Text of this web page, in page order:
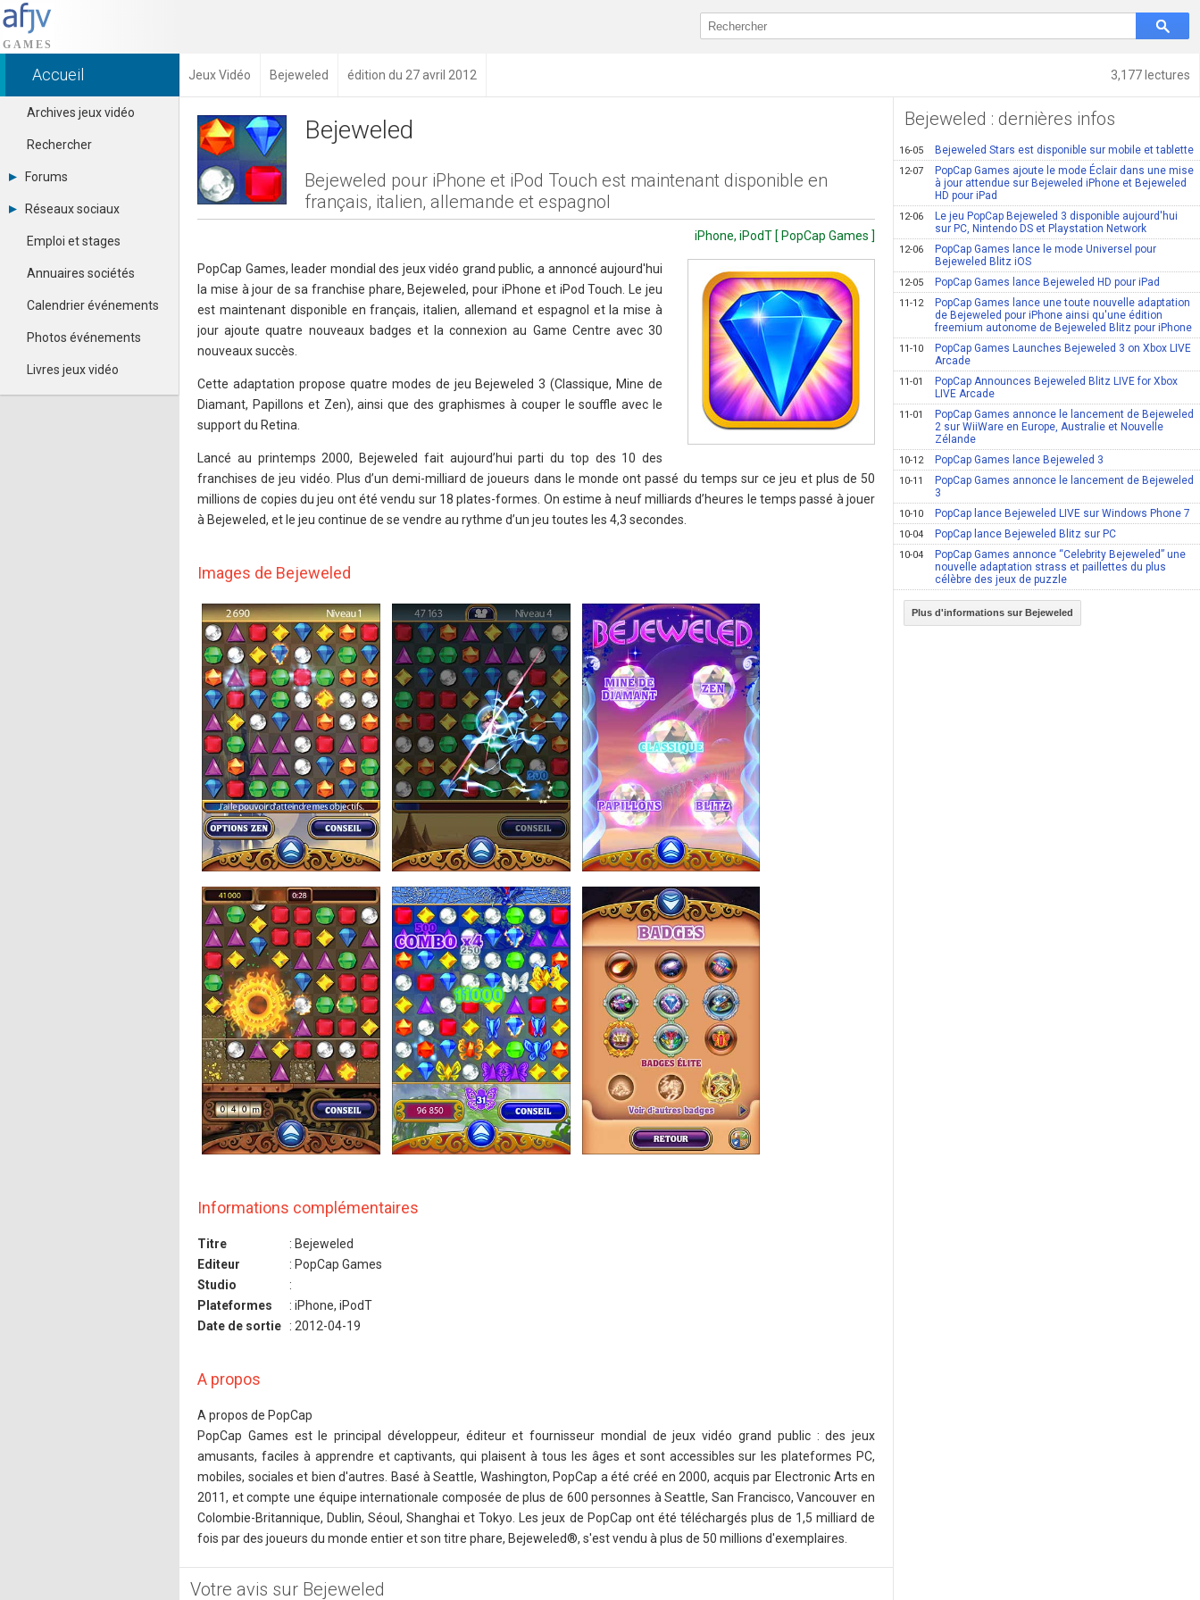
3,177 lectures
Accueil Jeux Vidéo Bejeweled édition du 27 avril 2012
Archives jeux vidéo
Rechercher
Forums
Tous les forums
Se connecter
Contacter un modérateur
Réseaux sociaux
Dailymotion
Facebook
Google+
Pinterest
Youtube
Emploi et stages
Annuaires sociétés
Calendrier événements
Photos événements
Livres jeux vidéo
Bejeweled
Bejeweled pour iPhone et iPod Touch est maintenant disponible en
français, italien, allemande et espagnol
iPhone, iPodT [ PopCap Games ]
PopCap Games, leader mondial des jeux vidéo grand public, a annoncé aujourd'hui
la mise à jour de sa franchise phare, Bejeweled, pour iPhone et iPod Touch. Le jeu
est maintenant disponible en français, italien, allemand et espagnol et la mise à
jour ajoute quatre nouveaux badges et la connexion au Game Centre avec 30
nouveaux succès.
Cette adaptation propose quatre modes de jeu Bejeweled 3 (Classique, Mine de
Diamant, Papillons et Zen), ainsi que des graphismes à couper le souffle avec le
support du Retina.
Lancé au printemps 2000, Bejeweled fait aujourd’hui parti du top des 10 des
franchises de jeu vidéo. Plus d’un demi-milliard de joueurs dans le monde ont passé du temps sur ce jeu et plus de 50
millions de copies du jeu ont été vendu sur 18 plates-formes. On estime à neuf milliards d’heures le temps passé à jouer
à Bejeweled, et le jeu continue de se vendre au rythme d’un jeu toutes les 4,3 secondes.
Images de Bejeweled
Informations complémentaires
Titre
: Bejeweled
Editeur
: PopCap Games
Studio
:
Plateformes
: iPhone, iPodT
Date de sortie
: 2012-04-19
A propos
A propos de PopCap
PopCap Games est le principal développeur, éditeur et fournisseur mondial de jeux vidéo grand public : des jeux
amusants, faciles à apprendre et captivants, qui plaisent à tous les âges et sont accessibles sur les plateformes PC,
mobiles, sociales et bien d'autres. Basé à Seattle, Washington, PopCap a été créé en 2000, acquis par Electronic Arts en
2011, et compte une équipe internationale composée de plus de 600 personnes à Seattle, San Francisco, Vancouver en
Colombie-Britannique, Dublin, Séoul, Shanghai et Tokyo. Les jeux de PopCap ont été téléchargés plus de 1,5 milliard de
fois par des joueurs du monde entier et son titre phare, Bejeweled®, s'est vendu à plus de 50 millions d'exemplaires.
Votre avis sur Bejeweled
Bejeweled : dernières infos
16-05 Bejeweled Stars est disponible sur mobile et tablette
12-07
PopCap Games ajoute le mode Éclair dans une mise
à jour attendue sur Bejeweled iPhone et Bejeweled
HD pour iPad
12-06
Le jeu PopCap Bejeweled 3 disponible aujourd'hui
sur PC, Nintendo DS et Playstation Network
12-06
PopCap Games lance le mode Universel pour
Bejeweled Blitz iOS
12-05 PopCap Games lance Bejeweled HD pour iPad
11-12
PopCap Games lance une toute nouvelle adaptation
de Bejeweled pour iPhone ainsi qu'une édition
freemium autonome de Bejeweled Blitz pour iPhone
11-10
PopCap Games Launches Bejeweled 3 on Xbox LIVE
Arcade
11-01
PopCap Announces Bejeweled Blitz LIVE for Xbox
LIVE Arcade
11-01
PopCap Games annonce le lancement de Bejeweled
2 sur WiiWare en Europe, Australie et Nouvelle
Zélande
10-12 PopCap Games lance Bejeweled 3
10-11
PopCap Games annonce le lancement de Bejeweled
3
10-10 PopCap lance Bejeweled LIVE sur Windows Phone 7
10-04 PopCap lance Bejeweled Blitz sur PC
10-04
PopCap Games annonce “Celebrity Bejeweled” une
nouvelle adaptation strass et paillettes du plus
célèbre des jeux de puzzle
Plus d'informations sur Bejeweled